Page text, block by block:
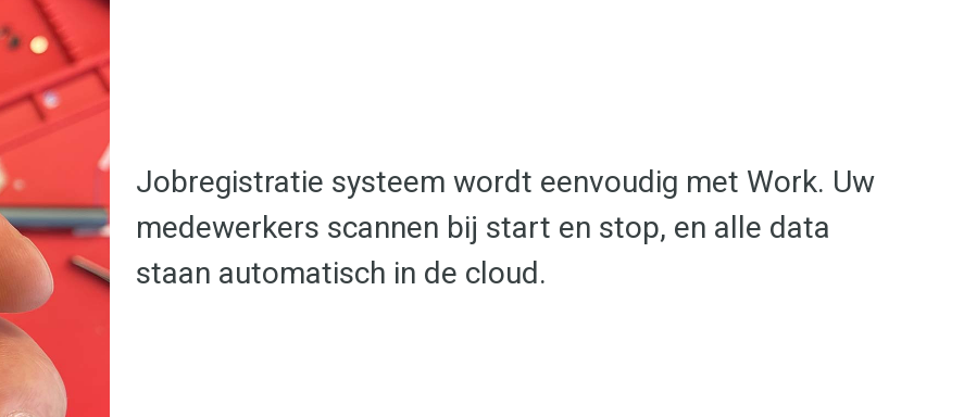
Jobregistratie systeem wordt eenvoudig met Work. Uw
medewerkers scannen bij start en stop, en alle data
staan automatisch in de cloud.